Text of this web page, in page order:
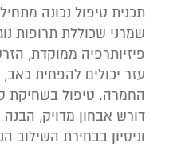
תכנית טיפול נכונה
שמרני שכוללת תרופות
פיזיותרפיה ממוקדת,
עזר יכולים להפחית
החמרה. טיפול בשחיקת
דורש אבחון מדויק,
וניסיון בבחירת השילוב